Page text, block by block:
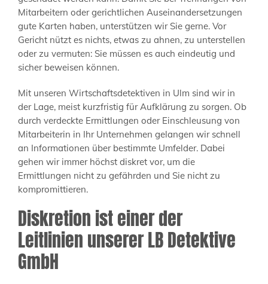
Mitarbeitern oder gerichtlichen Auseinandersetzungen
gute Karten haben, unterstützen wir Sie gerne. Vor
Gericht nützt es nichts, etwas zu ahnen, zu unterstellen
oder zu vermuten: Sie müssen es auch eindeutig und
sicher beweisen können.
Mit unseren Wirtschaftsdetektiven in Ulm sind wir in
der Lage, meist kurzfristig für Aufklärung zu sorgen. Ob
durch verdeckte Ermittlungen oder Einschleusung von
Mitarbeiterin in Ihr Unternehmen gelangen wir schnell
an Informationen über bestimmte Umfelder. Dabei
gehen wir immer höchst diskret vor, um die
Ermittlungen nicht zu gefährden und Sie nicht zu
kompromittieren.
Diskretion ist einer der
Leitlinien unserer LB Detektive
GmbH